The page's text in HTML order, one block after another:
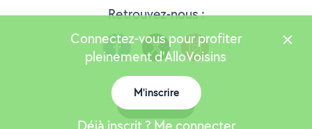
Retrouvez-nous :
Version 25.5.3
Connectez-vous pour profiter
pleinement d'AlloVoisins
M'inscrire